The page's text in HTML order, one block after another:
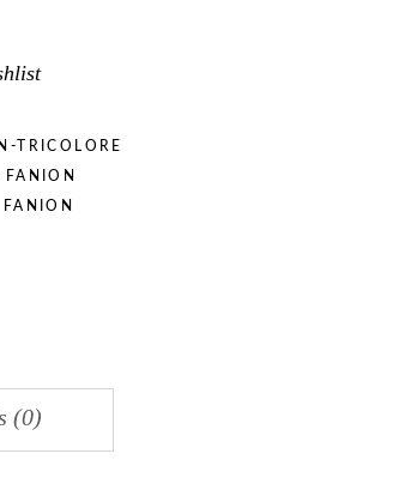
TRICOLORE
FANION
FANION
(0)